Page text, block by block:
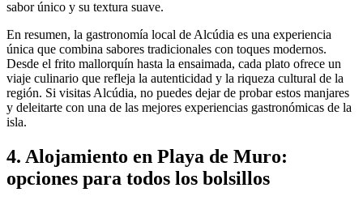
sabor único y su textura suave.
En resumen, la gastronomía local de Alcúdia es una experiencia
única que combina sabores tradicionales con toques modernos.
Desde el frito mallorquín hasta la ensaimada, cada plato ofrece un
viaje culinario que refleja la autenticidad y la riqueza cultural de la
región. Si visitas Alcúdia, no puedes dejar de probar estos manjares
y deleitarte con una de las mejores experiencias gastronómicas de la
isla.
4. Alojamiento en Playa de Muro:
opciones para todos los bolsillos